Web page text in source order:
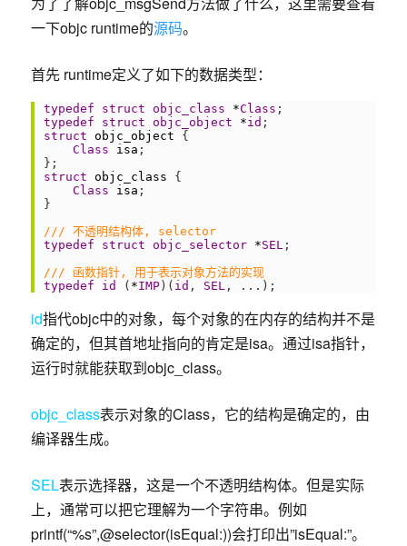
一下objc runtime的源码。
首先 runtime定义了如下的数据类型：
typedef struct objc_class *Class ;
typedef
struct objc_object *id ;
struct objc_object
{
Class
isa ;
} ;
struct objc_class
{
Class
isa ;
}
/// 不透明结构体, selector
typedef
struct objc_selector *SEL;
/// 函数指针, 用于表示对象方法的实现
typedef
id ( *IMP) ( id , SEL, . . . ) ;
id指代objc中的对象，每个对象的在内存的结构并不是
确定的，但其首地址指向的肯定是isa。通过isa指针，
运行时就能获取到objc_class。
objc_class表示对象的Class，它的结构是确定的，由
编译器生成。
SEL表示选择器，这是一个不透明结构体。但是实际
上，通常可以把它理解为一个字符串。例如
printf(“%s”,@selector(isEqual:))会打印出”isEqual:”。